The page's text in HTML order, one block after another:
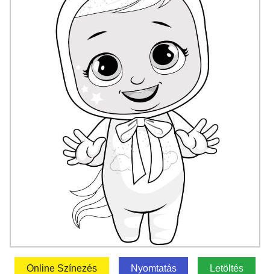
Online Színezés Nyomtatás Letöltés